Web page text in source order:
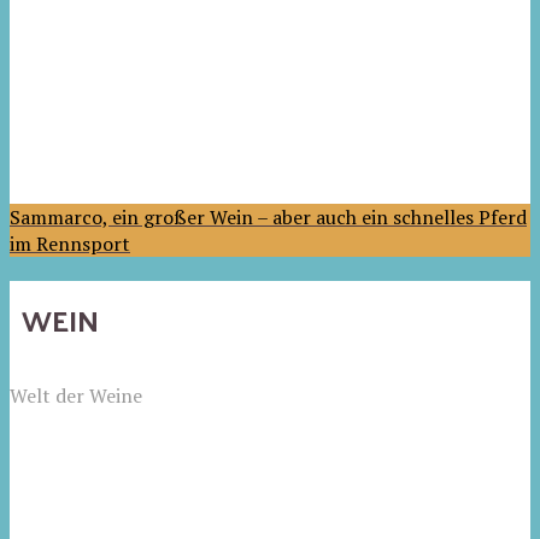
Sammarco, ein großer Wein – aber auch ein schnelles Pferd
im Rennsport
WEIN
Welt der Weine